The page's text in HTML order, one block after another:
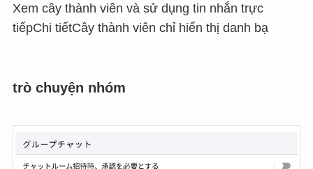
Xem cây thành viên và sử dụng tin nhắn trực
tiếpChi tiếtCây thành viên chỉ hiển thị danh bạ
trò chuyện nhóm